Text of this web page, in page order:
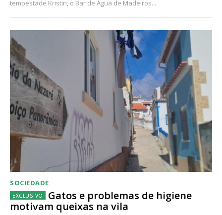
tempestade Kristin, o Bar de Água de Madeiros...
SOCIEDADE
Gatos e problemas de higiene
motivam queixas na vila